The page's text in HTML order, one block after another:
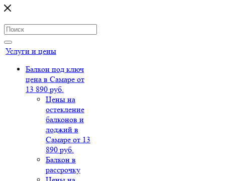
Услуги и цены
Балкон под ключ
цена в Самаре от
13 890 руб.
Цены на
остекление
балконов и
лоджий в
Самаре от 13
890 руб.
Балкон в
рассрочку